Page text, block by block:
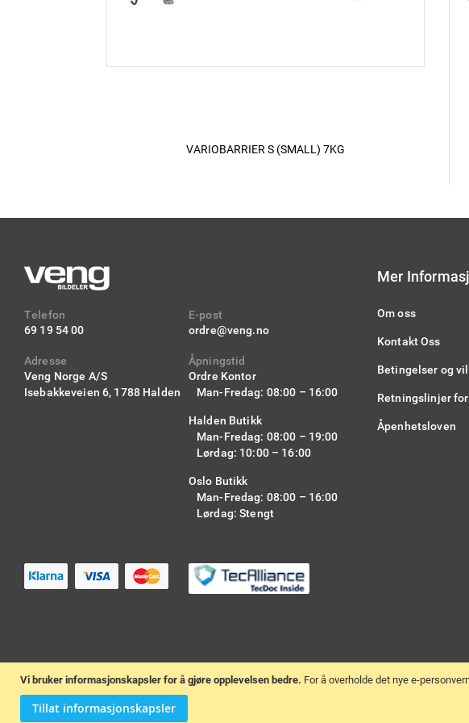
Vi bruker informasjonskapsler for å gjøre opplevelsen bedre. For å overholde det nye e-
Tillat informasjonskapsler
VARIOBARRIER S (SMALL) 7KG
Telefon
69 19 54 00
Adresse
Veng Norge A/S
Isebakkeveien 6, 1788 Halden
E-post
ordre@veng.no
Åpningstid
Ordre Kontor
Man-Fredag: 08:00 – 16:00
Halden Butikk
Man-Fredag: 08:00 – 19:00
Lørdag: 10:00 – 16:00
Oslo Butikk
Man-Fredag: 08:00 – 16:00
Lørdag: Stengt
Mer
Om oss
Kontakt Oss
Betingelser og
Retningslinjer
Åpenhetsloven